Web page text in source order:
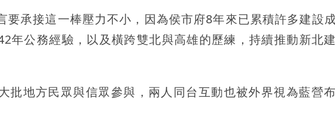
承接這一棒壓力不小，因為侯市府8年來已累積許多建設成
年公務經驗，以及橫跨雙北與高雄的歷練，持續推動新北
批地方民眾與信眾參與，兩人同台互動也被外界視為藍營